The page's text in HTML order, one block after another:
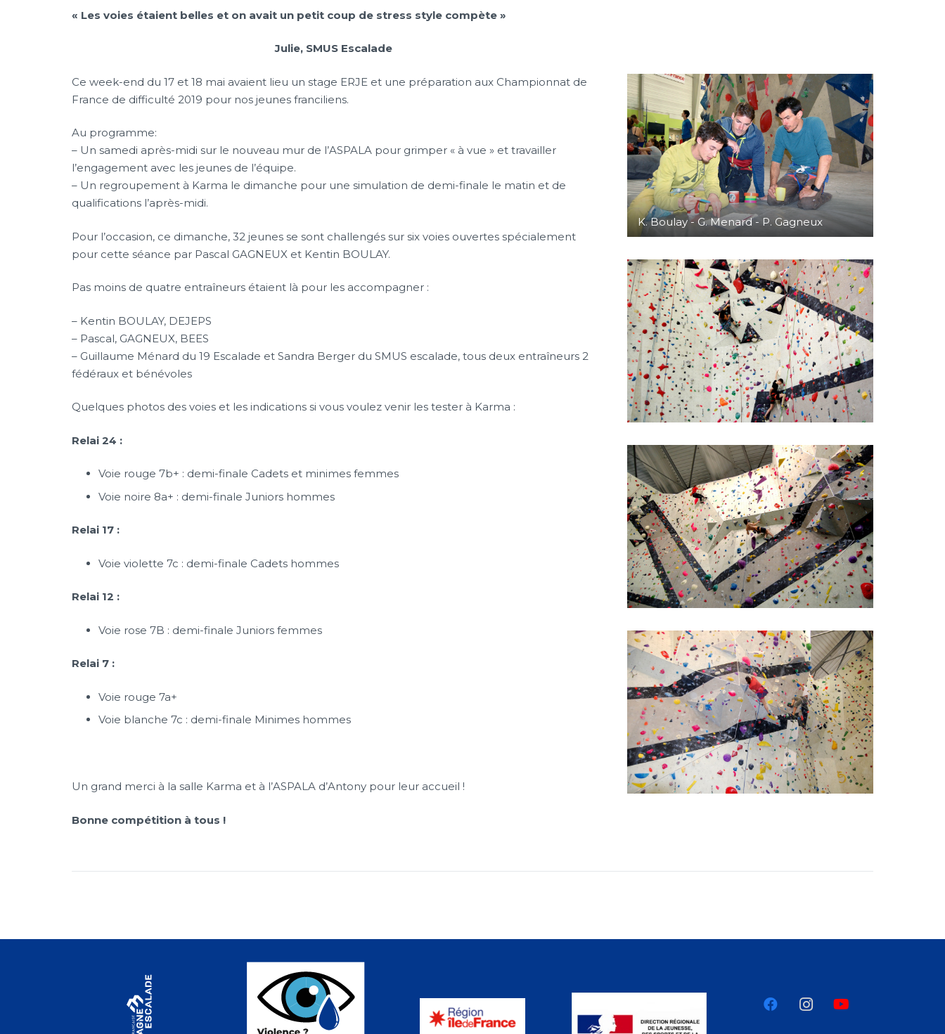
« Les voies étaient belles et on avait un petit coup de stress style compète »
Julie, SMUS Escalade
Ce week-end du 17 et 18 mai avaient lieu un stage ERJE et une préparation aux Championnat de
France de difficulté 2019 pour nos jeunes franciliens.
Au programme:
– Un samedi après-midi sur le nouveau mur de l’ASPALA pour grimper « à vue » et travailler
l’engagement avec les jeunes de l’équipe.
– Un regroupement à Karma le dimanche pour une simulation de demi-finale le matin et de
qualifications l’après-midi.
Pour l’occasion, ce dimanche, 32 jeunes se sont challengés sur six voies ouvertes spécialement
pour cette séance par Pascal GAGNEUX et Kentin BOULAY.
Pas moins de quatre entraîneurs étaient là pour les accompagner :
– Kentin BOULAY, DEJEPS
– Pascal, GAGNEUX, BEES
– Guillaume Ménard du 19 Escalade et Sandra Berger du SMUS escalade, tous deux entraîneurs 2
fédéraux et bénévoles
Quelques photos des voies et les indications si vous voulez venir les tester à Karma :
Relai 24 :
Voie rouge 7b+ : demi-finale Cadets et minimes femmes
Voie noire 8a+ : demi-finale Juniors hommes
Relai 17 :
Voie violette 7c : demi-finale Cadets hommes
Relai 12 :
Voie rose 7B : demi-finale Juniors femmes
Relai 7 :
Voie rouge 7a+
Voie blanche 7c : demi-finale Minimes hommes
Un grand merci à la salle Karma et à l’ASPALA d’Antony pour leur accueil !
Bonne compétition à tous !
K. Boulay - G. Menard - P. Gagneux